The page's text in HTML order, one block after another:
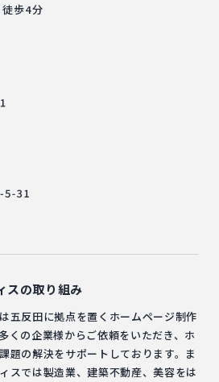
歩4分
スの取り組み
五反田に拠点を置くホームページ制作
くの企業様からご依頼をいただき、ホ
題の解決をサポートしております。ま
スでは製造業、建築不動産、美容をは